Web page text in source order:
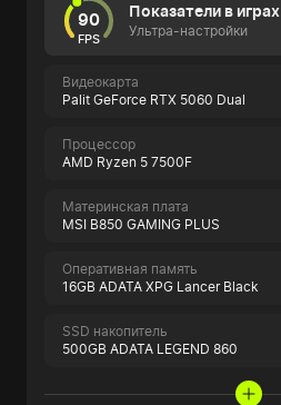
90
FPS
Показатели в играх
Ультра-настройки
Видеокарта
Palit GeForce RTX 5060 Dual
Процессор
AMD Ryzen 5 7500F
Материнская плата
MSI B850 GAMING PLUS
Оперативная память
16GB ADATA XPG Lancer Black
SSD накопитель
500GB ADATA LEGEND 860